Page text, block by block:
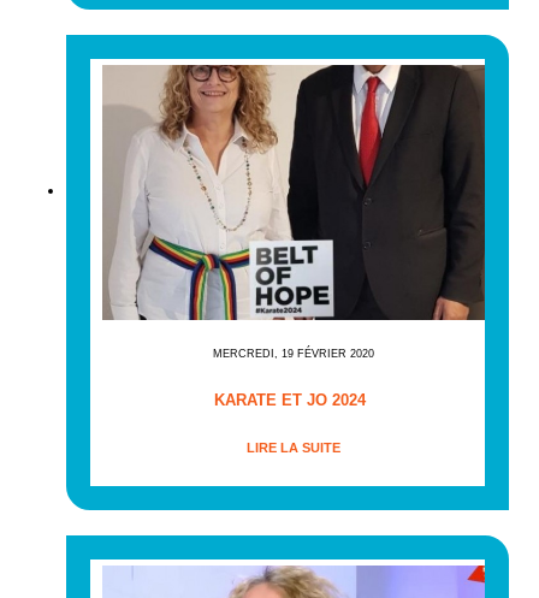
MERCREDI, 19 FÉVRIER 2020
KARATE ET JO 2024
LIRE LA SUITE